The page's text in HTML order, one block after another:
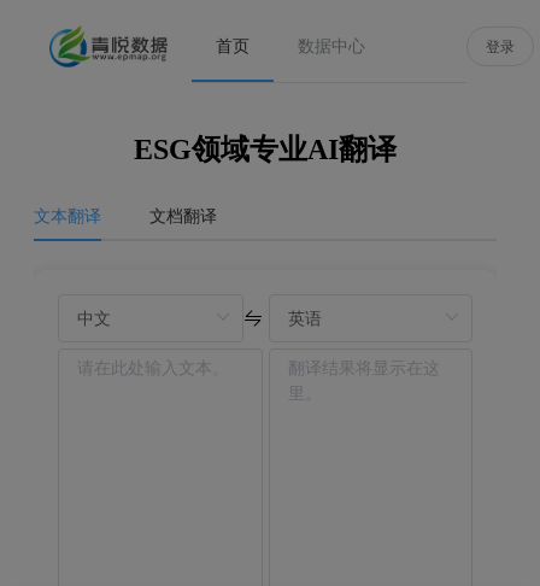
首页 数据中心 登录
ESG领域专业AI翻译
文本翻译 文档翻译